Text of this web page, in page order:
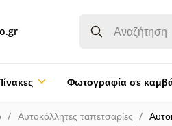
Φωτογραφία σε
Αυτοκόλλητες ταπετσαρίες